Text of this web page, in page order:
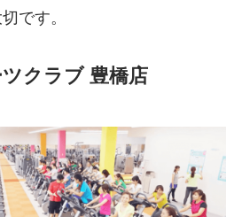
です。
クラブ 豊橋店